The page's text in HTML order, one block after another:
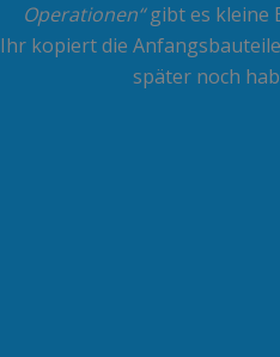
Operationen“gibt es kleine
Ihr kopiert die
später noch